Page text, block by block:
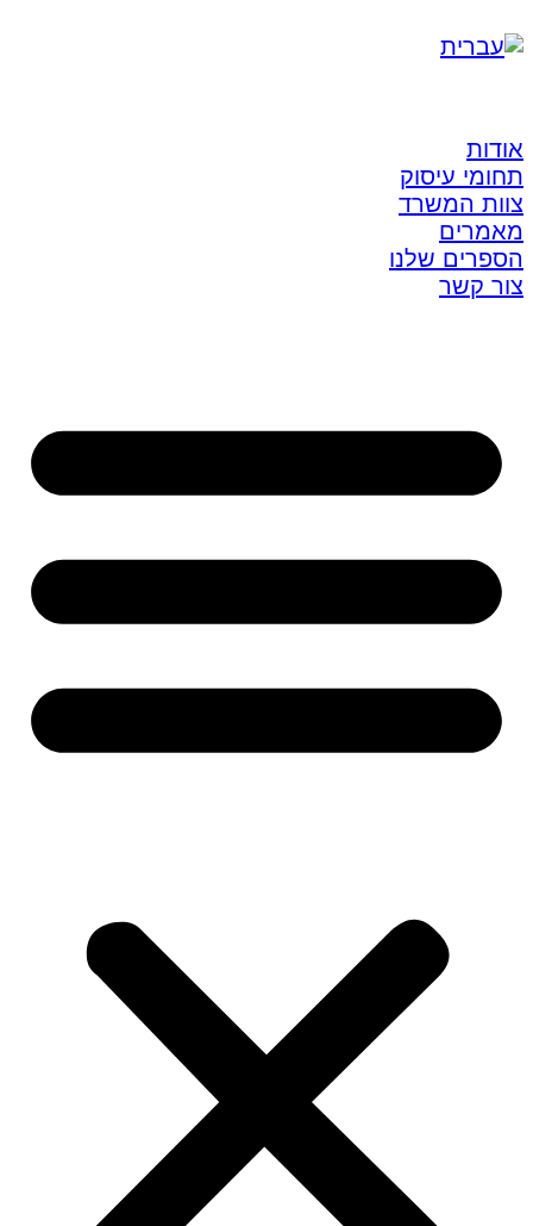
אודות
תחומי עיסוק
צוות המשרד
מאמרים
הספרים שלנו
צור קשר